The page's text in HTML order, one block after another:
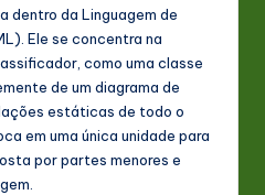
dentro da Linguagem de
Ele se concentra na
como uma classe
de um diagrama de
estáticas de todo o
em uma única unidade para
por partes menores e